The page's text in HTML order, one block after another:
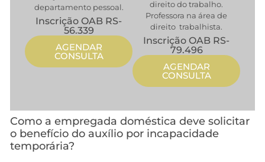
departamento pessoal.
Inscrição OAB RS-
56.339
AGENDAR
CONSULTA
direito do trabalho.
Professora na área de
direito trabalhista.
Inscrição OAB RS-
79.496
AGENDAR
CONSULTA
Como a empregada doméstica deve solicitar
o benefício do auxílio por incapacidade
temporária?